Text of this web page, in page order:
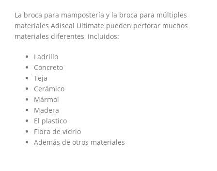
La broca para mampostería y la broca para múltiples
materiales Adiseal Ultimate pueden perforar muchos
materiales diferentes, incluidos:
Ladrillo
Concreto
Teja
Cerámico
Mármol
Madera
El plastico
Fibra de vidrio
Además de otros materiales